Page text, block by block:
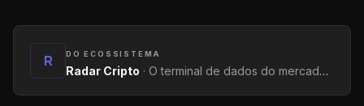
R DO ECOSSISTEMA
Radar Cripto · O terminal de dados do mercado: métricas on-chain, yields, captações e tendências.